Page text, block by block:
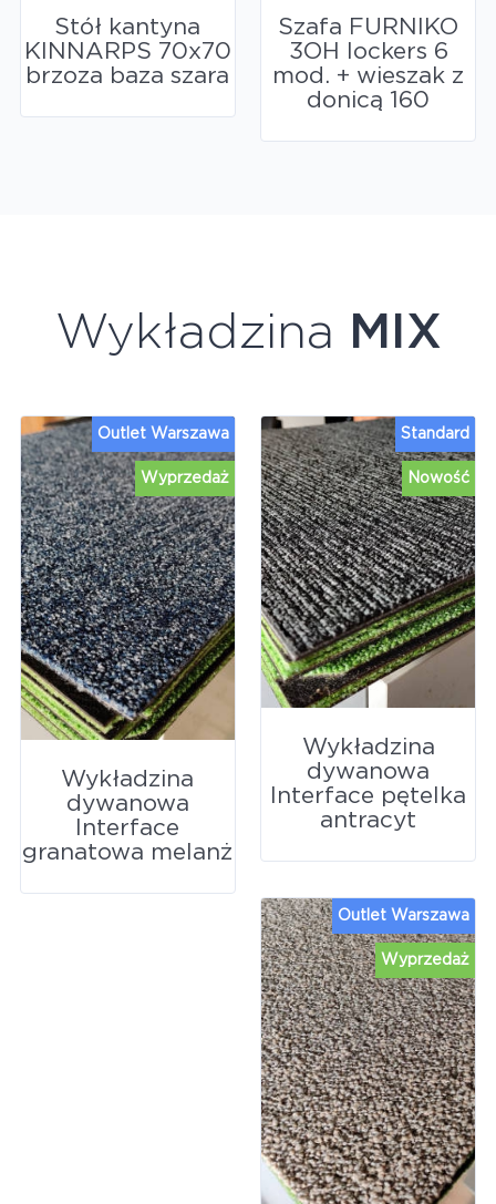
Stół kantyna
KINNARPS 70x70
brzoza baza szara
Szafa FURNIKO
3OH lockers 6
mod. + wieszak z
donicą 160
Wykładzina MIX
Wyprzedaż
Outlet Warszawa
Wykładzina
dywanowa
Interface
granatowa melanż
Nowość
Standard
Wykładzina
dywanowa
Interface pętelka
antracyt
Wyprzedaż
Outlet Warszawa